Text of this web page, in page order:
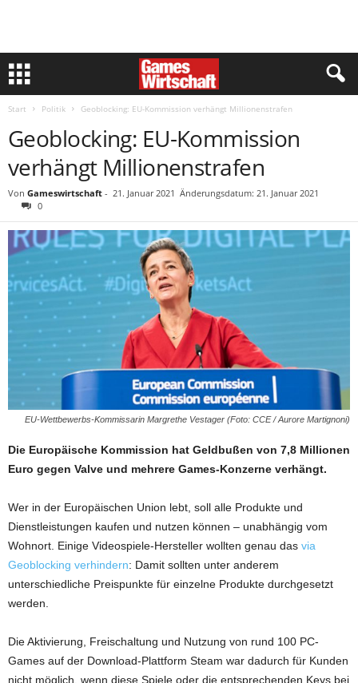
Start Politik Geoblocking: EU-Kommission verhängt Millionenstrafen
Geoblocking: EU-Kommission
verhängt Millionenstrafen
Von Gameswirtschaft - 21. Januar 2021 Änderungsdatum: 21. Januar 2021
0
EU-Wettbewerbs-Kommissarin Margrethe Vestager (Foto: CCE / Aurore Martignoni)
Die Europäische Kommission hat Geldbußen von 7,8 Millionen
Euro gegen Valve und mehrere Games-Konzerne verhängt.
Wer in der Europäischen Union lebt, soll alle Produkte und
Dienstleistungen kaufen und nutzen können – unabhängig vom
Wohnort. Einige Videospiele-Hersteller wollten genau das via
Geoblocking verhindern: Damit sollten unter anderem
unterschiedliche Preispunkte für einzelne Produkte durchgesetzt
werden.
Die Aktivierung, Freischaltung und Nutzung von rund 100 PC-
Games auf der Download-Plattform Steam war dadurch für Kunden
nicht möglich, wenn diese Spiele oder die entsprechenden Keys bei